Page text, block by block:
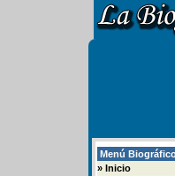
Menú
» Inicio